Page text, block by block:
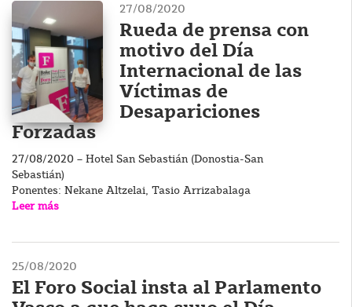
27/08/2020
Rueda de prensa con
motivo del Día
Internacional de las
Víctimas de
Desapariciones
Forzadas
27/08/2020 – Hotel San Sebastián (Donostia-San
Sebastián)
Ponentes: Nekane Altzelai, Tasio Arrizabalaga
Leer más
25/08/2020
El Foro Social insta al Parlamento